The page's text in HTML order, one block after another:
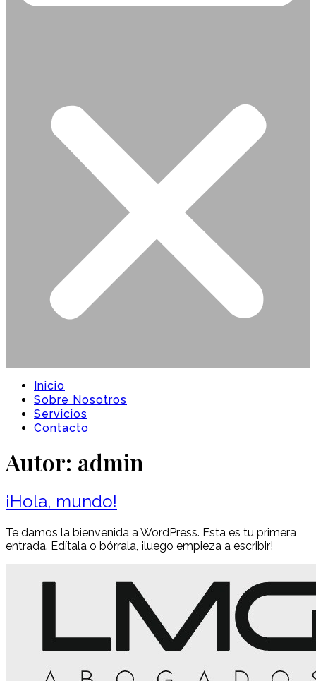
Inicio
Sobre Nosotros
Servicios
Contacto
Autor: admin
¡Hola, mundo!
Te damos la bienvenida a WordPress. Esta es tu primera
entrada. Edítala o bórrala, ¡luego empieza a escribir!